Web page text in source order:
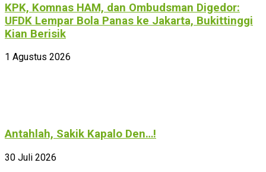
KPK, Komnas HAM, dan Ombudsman Digedor:
UFDK Lempar Bola Panas ke Jakarta, Bukittinggi
Kian Berisik
1 Agustus 2026
Antahlah, Sakik Kapalo Den…!
30 Juli 2026